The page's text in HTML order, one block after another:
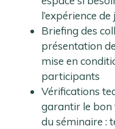
l’expérience de
Briefing des
présentation
mise en
participants
Vérifications
garantir le
du séminaire :